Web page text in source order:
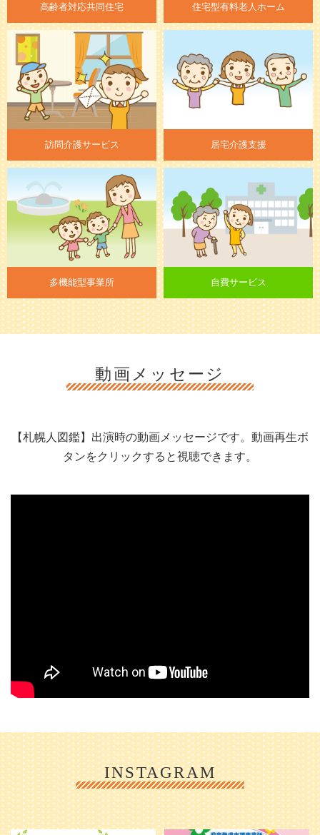
高齢者対応共同住宅 住宅型有料老人ホーム
訪問介護サービス 居宅介護支援
多機能型事業所 自費サービス
動画メッセージ
【札幌人図鑑】出演時の動画メッセージです。動画再生ボ
タンをクリックすると視聴できます。
INSTAGRAM